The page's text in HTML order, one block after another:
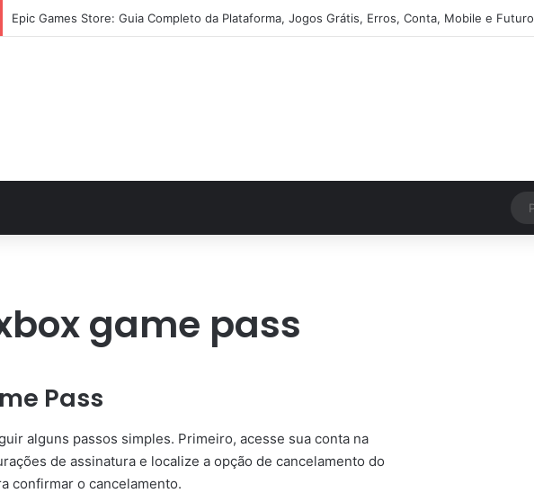
Epic Games Store: Guia Completo da Plataforma, Jogos Grátis, Erros, Conta, Mobile e Futuro
game pass
Pass
alguns passos simples. Primeiro, acesse sua conta na
de assinatura e localize a opção de cancelamento do
confirmar o cancelamento.